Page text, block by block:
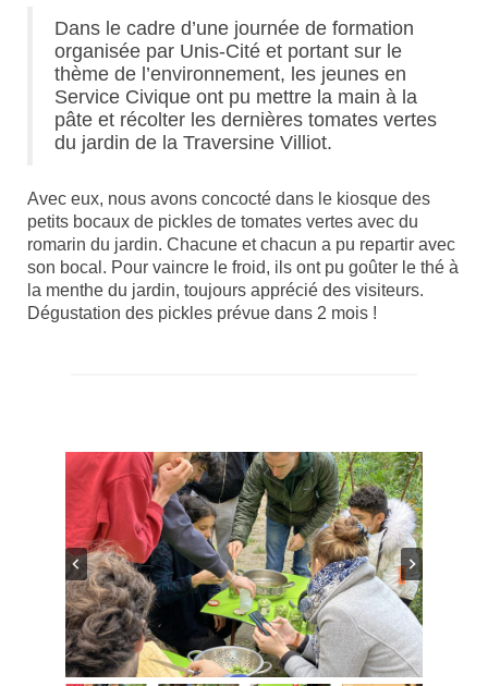
Dans le cadre d’une journée de formation
organisée par Unis-Cité et portant sur le
thème de l’environnement, les jeunes en
Service Civique ont pu mettre la main à la
pâte et récolter les dernières tomates vertes
du jardin de la Traversine Villiot.
Avec eux, nous avons concocté dans le kiosque des
petits bocaux de pickles de tomates vertes avec du
romarin du jardin. Chacune et chacun a pu repartir avec
son bocal. Pour vaincre le froid, ils ont pu goûter le thé à
la menthe du jardin, toujours apprécié des visiteurs.
Dégustation des pickles prévue dans 2 mois !